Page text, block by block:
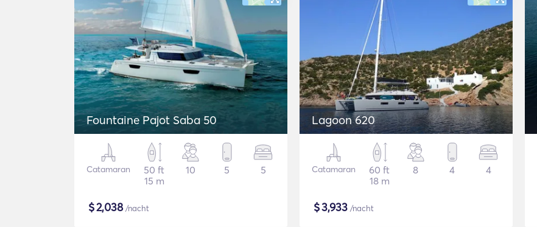
Fountaine Pajot Saba 50
Catamaran
50 ft
15 m
10 5 5
$2,038/nacht
Lagoon 620
Catamaran
60 ft
18 m
8 4 4
$3,933 /nacht